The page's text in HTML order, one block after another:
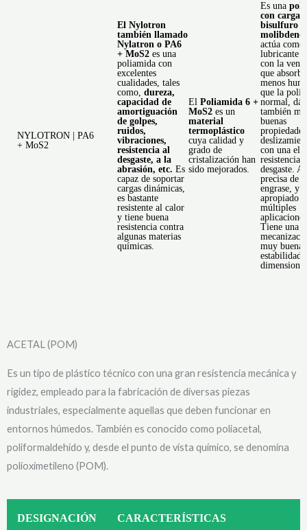
NYLOTRON | PA6
+ MoS2
El Nylotron
también llamado
Nylatron o PA6
+ MoS2 es una
poliamida con
excelentes
cualidades, tales
como, dureza,
capacidad de
amortiguación
de golpes,
ruidos,
vibraciones,
resistencia al
desgaste, a la
abrasión, etc. Es
capaz de soportar
cargas dinámicas,
es bastante
resistente al calor
y tiene buena
resistencia contra
algunas materias
químicas.
ElPoliamida 6 +
MoS2es un
material
termoplástico
cuya calidad y
grado de
cristalización han
sido mejorados.
Es una
con carga
bisulfuro
molibdeno
actúa como
lubricante
con la
que absorbe
menos
que la
normal,
también
buenas
con una
resistencia
desgaste.
precisa de
engrase, y
apropiado
múltiples
Tiene una
muy buena
estabilidad
ACETAL (POM)
Es un tipo de plástico técnico con una gran resistencia mecánica y
rigidez, empleado para la fabricación de diversas piezas
industriales, especialmente aquellas que deben funcionar en
entornos húmedos. También es conocido como poliacetal,
poliformaldehído y, desde el punto de vista químico, se denomina
polioximetileno (POM).
DESIGNACIÓN CARACTERÍSTICAS